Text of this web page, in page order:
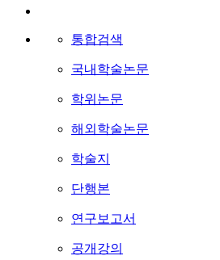
통합검색
국내학술논문
학위논문
해외학술논문
학술지
단행본
연구보고서
공개강의